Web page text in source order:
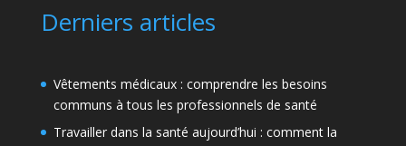
Derniers articles
Vêtements médicaux : comprendre les besoins
communs à tous les professionnels de santé
Travailler dans la santé aujourd’hui : comment la